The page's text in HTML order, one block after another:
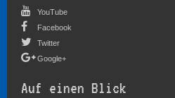
YouTube
Facebook
Twitter
Google+
Auf einen Blick